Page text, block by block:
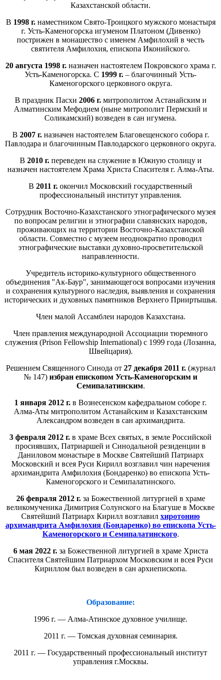
Казахстанской области.
В 1998 г.наместником Свято-Троицкого мужского монастыря
г. Усть-Каменогорска игуменом Платоном (Дивенко)
пострижен в монашество с именем Амфилохий в честь
святителя Амфилохия, епископа Иконийского.
20 августа 1998 г.назначен настоятелем Покровского храма г.
Усть-Каменогорска. С 1999 г. – благочинный Усть-
Каменогорского церковного округа.
В праздник Пасхи 2006 г.митрополитом Астанайским и
Алматинским Мефодием (ныне митрополит Пермский и
Соликамский) возведен в сан игумена.
В 2007 г.назначен настоятелем Благовещенского собора г.
Павлодара и благочинным Павлодарского церковного округа.
В 2010 г.переведен на служение в Южную столицу и
назначен настоятелем Храма Христа Спасителя г. Алма-Аты.
В 2011 г. окончил Московский государственный
профессиональный институт управления.
Сотрудник Восточно-Казахстанского этнографического музея
по вопросам религии и этнографии славянских народов,
проживающих на территории Восточно-Казахстанской
области. Совместно с музеем неоднократно проводил
этнографические выставки духовно-просветительской
направленности.
Учредитель историко-культурного общественного
объединения "Ак-Баур", занимающегося вопросами изучения
и сохранения культурного наследия, выявления и сохранения
исторических и духовных памятников Верхнего Прииртышья.
Член малой Ассамблеи народов Казахстана.
Член правления международной Ассоциации тюремного
служения (Prison Fellowship International) с 1999 года (Лозанна,
Швейцария).
Решением Священного Синода от 27 декабря 2011 г.(журнал
№ 147) избран епископом Усть-Каменогорским и
Семипалатинским.
1 января 2012 г. в Вознесенском кафедральном соборе г.
Алма-Аты митрополитом Астанайским и Казахстанским
Александром возведен в сан архимандрита.
3 февраля 2012 г. в храме Всех святых, в земле Российской
просиявших, Патриаршей и Синодальной резиденции в
Даниловом монастыре в Москве Святейший Патриарх
Московский и всея Руси Кирилл возглавил чин наречения
архимандрита Амфилохия (Бондаренко) во епископа Усть-
Каменогорского и Семипалатинского.
26 февраля 2012 г.за Божественной литургией в храме
великомученика Димитрия Солунского на Благуше в Москве
Святейший Патриарх Кирилл возглавил хиротонию
архимандрита Амфилохия (Бондаренко) во епископа Усть-
Каменогорского и Семипалатинского.
6 мая 2022 г.за Божественной литургией в храме Христа
Спасителя Святейшим Патриархом Московским и всея Руси
Кириллом был возведен в сан архиепископа.
Образование:
1996 г. — Алма-Атинское духовное училище.
2011 г. — Томская духовная семинария.
2011 г. — Государственный профессиональный институт
управления г.Москвы.